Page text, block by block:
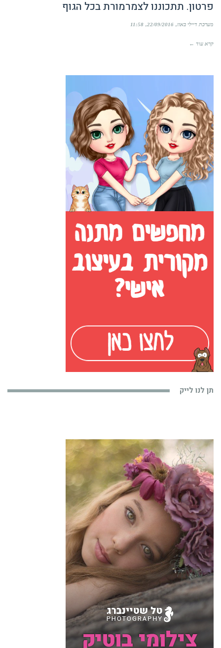
פרטון. תתכוננו לצמרמורת בכל הגוף
מערכת דיילי באזז 22/09/2016
11:58
קרא עוד ←
תן לנו לייק